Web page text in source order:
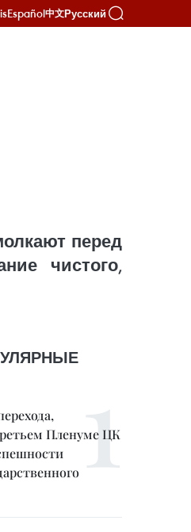
Español中文Русский
перед
чистого,
Пленуме ЦК